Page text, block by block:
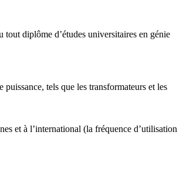
diplôme d’études universitaires en génie
puissance, tels que les transformateurs et les
et à l’international (la fréquence d’utilisation